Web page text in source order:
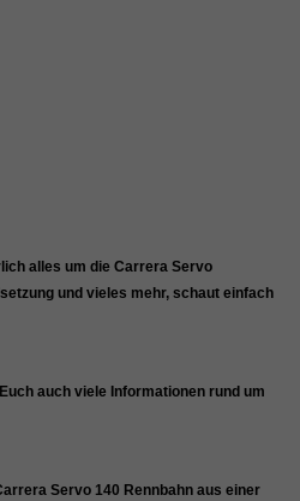
alles um die Carrera Servo
und vieles mehr, schaut einfach
auch viele Informationen rund um
Servo 140 Rennbahn aus einer